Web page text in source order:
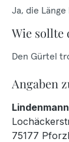
Ja, die
Wie sollte
Den Gürtel
Angaben
75177